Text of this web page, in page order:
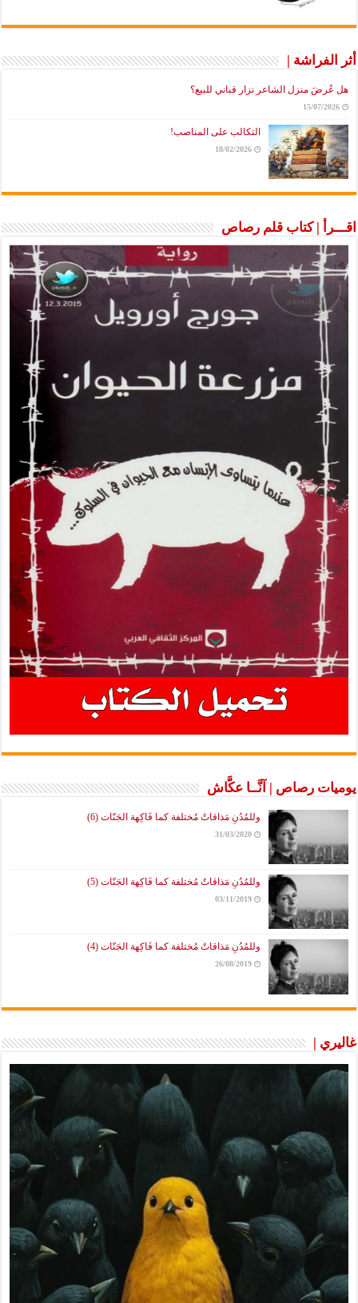
أثر الفراشة |
هل عُرضَ منزل الشاعر نزار قباني للبيع؟
15/07/2026
التكالب على المناصب!
18/02/2026
اقـــرأ | كتاب قلم رصاص
يوميات رصاص | آنَّــا عكَّاش
وللمُدُنِ مَذاقاتٌ مُختلفة كما فَاكِهة الجَنّات (6)
31/03/2020
وللمُدُنِ مَذاقاتٌ مُختلفة كما فَاكِهة الجَنّات (5)
03/11/2019
وللمُدُنِ مَذاقاتٌ مُختلفة كما فَاكِهة الجَنّات (4)
26/08/2019
غاليري |